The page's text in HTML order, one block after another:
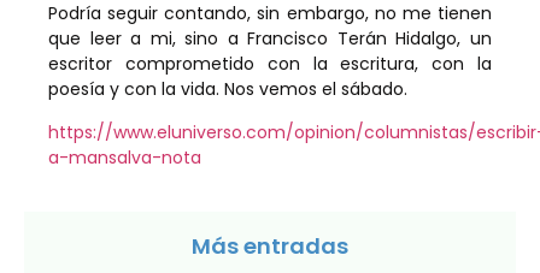
Podría seguir contando, sin embargo, no me tienen
que leer a mi, sino a Francisco Terán Hidalgo, un
escritor comprometido con la escritura, con la
poesía y con la vida. Nos vemos el sábado.
https://www.eluniverso.com/opinion/columnistas/
a-mansalva-nota
Más entradas